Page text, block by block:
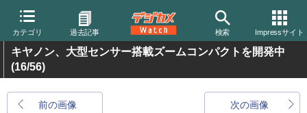
カテゴリ 過去記事 検索 Impressサイト
キヤノン、大型センサー搭載ズームコンパクトを開発中
(16/56)
前の画像 次の画像